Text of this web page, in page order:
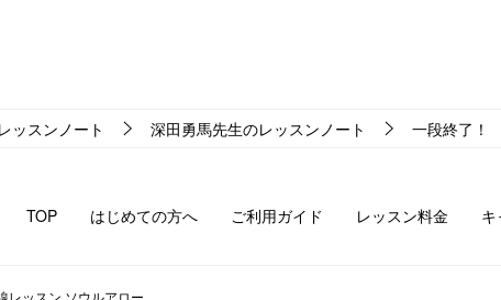
レッスンノート 深田勇馬先生のレッスンノート 一段終了！
TOP はじめての方へ ご利用ガイド レッスン料金